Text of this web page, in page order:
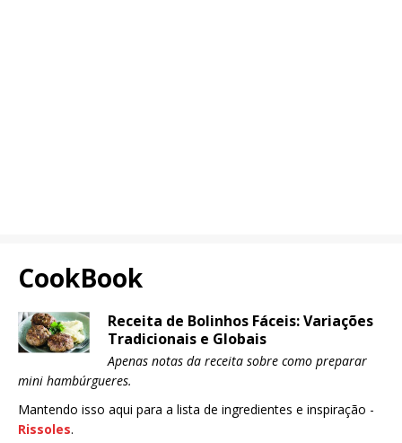
CookBook
Receita de Bolinhos Fáceis: Variações
Tradicionais e Globais
Apenas notas da receita sobre como preparar
mini hambúrgueres.
Mantendo isso aqui para a lista de ingredientes e inspiração -
Rissoles.